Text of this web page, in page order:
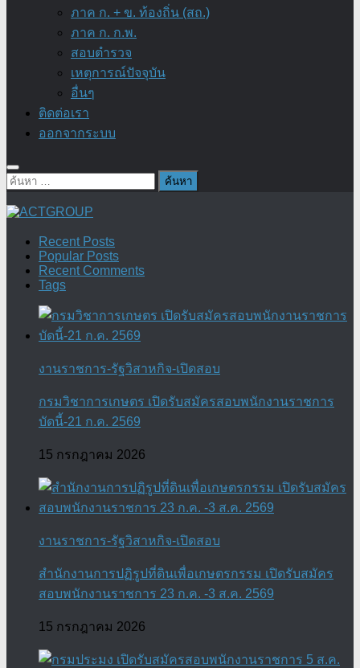
ภาค ก. + ข. ท้องถิ่น (สถ.)
ภาค ก. ก.พ.
สอบตำรวจ
เหตุการณ์ปัจจุบัน
อื่นๆ
ติดต่อเรา
ออกจากระบบ
ค้นหา
Recent Posts
Popular Posts
Recent Comments
Tags
งานราชการ-รัฐวิสาหกิจ-เปิดสอบ
กรมวิชาการเกษตร เปิดรับสมัครสอบพนักงานราชการ
บัดนี้-21 ก.ค. 2569
15 กรกฎาคม 2026
งานราชการ-รัฐวิสาหกิจ-เปิดสอบ
สำนักงานการปฏิรูปที่ดินเพื่อเกษตรกรรม เปิดรับสมัคร
สอบพนักงานราชการ 23 ก.ค. -3 ส.ค. 2569
15 กรกฎาคม 2026